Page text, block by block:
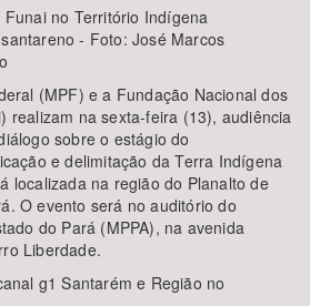
no Território Indígena
- Foto: José Marcos
(MPF) e a Fundação Nacional dos
realizam na sexta-feira (13), audiência
sobre o estágio do
e delimitação da Terra Indígena
localizada na região do Planalto de
O evento será no auditório do
do Pará (MPPA), na avenida
Liberdade.
g1 Santarém e Região no